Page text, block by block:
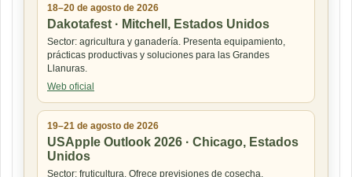
18–20 de agosto de 2026
Dakotafest · Mitchell, Estados Unidos
Sector: agricultura y ganadería. Presenta equipamiento,
prácticas productivas y soluciones para las Grandes
Llanuras.
Web oficial
19–21 de agosto de 2026
USApple Outlook 2026 · Chicago, Estados
Unidos
Sector: fruticultura. Ofrece previsiones de cosecha,